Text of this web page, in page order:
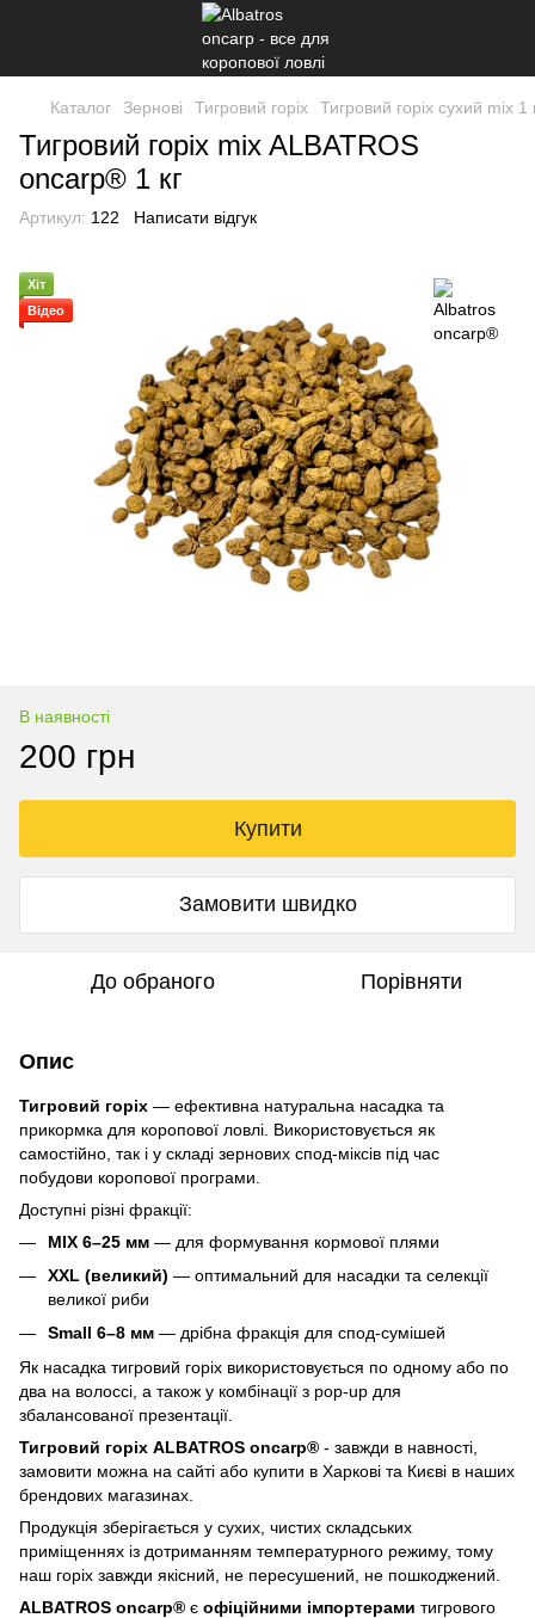
Каталог Зернові Тигровий горіх Тигровий горіх сухий mix 1
Тигровий горіх mix ALBATROS
oncarp® 1 кг
Артикул: 122 Написати відгук
Хіт
Відео
В наявності
200 грн
Купити
Замовити швидко
До обраного Порівняти
Опис
Тигровий горіх — ефективна натуральна насадка та
прикормка для коропової ловлі. Використовується як
самостійно, так і у складі зернових спод-міксів під час
побудови коропової програми.
Доступні різні фракції:
MIX 6–25 мм — для формування кормової плями
XXL (великий) — оптимальний для насадки та селекції
великої риби
Small 6–8 мм — дрібна фракція для спод-сумішей
Як насадка тигровий горіх використовується по одному або по
два на волоссі, а також у комбінації з pop-up для
збалансованої презентації.
Тигровий горіх ALBATROS oncarp® - завжди в навності,
замовити можна на сайті або купити в Харкові та Києві в наших
брендових магазинах.
Продукція зберігається у сухих, чистих складських
приміщеннях із дотриманням температурного режиму, тому
наш горіх завжди якісний, не пересушений, не пошкоджений.
ALBATROS oncarp® є офіційними імпортерами тигрового